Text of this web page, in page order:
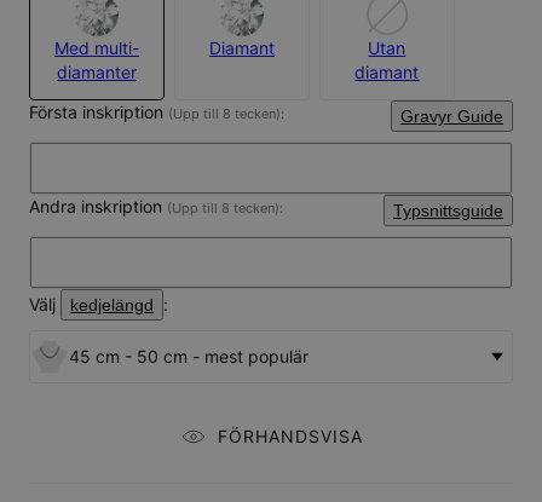
Med multi-
diamanter
Diamant
Utan
diamant
Första inskription (Upp till 8 tecken): Gravyr Guide
Andra inskription (Upp till 8 tecken): Typsnittsguide
Välj kedjelängd :
45 cm - 50 cm - mest populär
FÖRHANDSVISA